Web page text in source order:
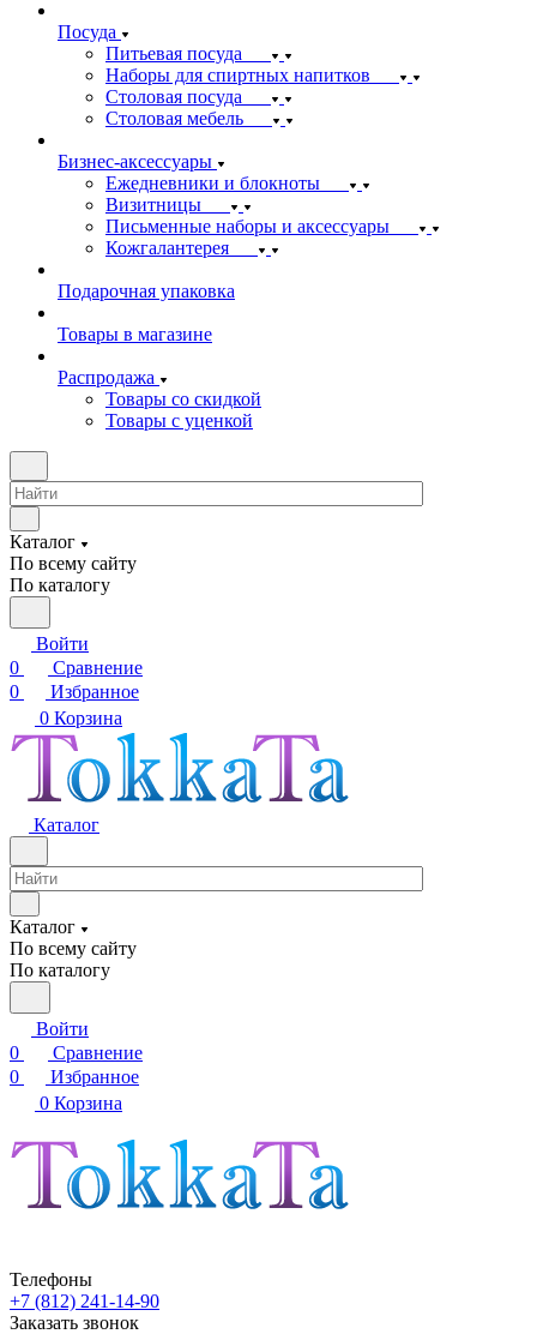
Посуда
Питьевая посуда
Наборы для спиртных напитков
Столовая посуда
Столовая мебель
Бизнес-аксессуары
Ежедневники и блокноты
Визитницы
Письменные наборы и аксессуары
Кожгалантерея
Подарочная упаковка
Товары в магазине
Распродажа
Товары со скидкой
Товары с уценкой
Каталог
По всему сайту
По каталогу
Войти
0
Сравнение
0
Избранное
0 Корзина
Каталог
Каталог
По всему сайту
По каталогу
Войти
0
Сравнение
0
Избранное
0 Корзина
Телефоны
+7 (812) 241-14-90
Заказать звонок